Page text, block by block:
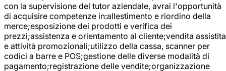
con la supervisione del tutor aziendale, avrai l'opportunità
di acquisire competenze in:allestimento e riordino della
merce;esposizione dei prodotti e verifica dei
prezzi;assistenza e orientamento al cliente;vendita assistita
e attività promozionali;utilizzo della cassa, scanner per
codici a barre e POS;gestione delle diverse modalità di
pagamento;registrazione delle vendite;organizzazione